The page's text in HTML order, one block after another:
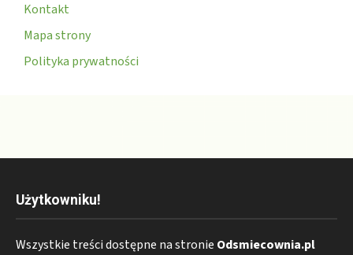
Kontakt
Mapa strony
Polityka prywatności
Użytkowniku!
Wszystkie treści dostępne na stronie Odsmiecownia.pl